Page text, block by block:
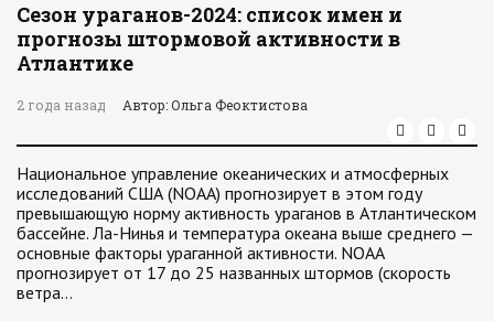
Сезон ураганов-2024: список имен и
прогнозы штормовой активности в
Атлантике
2 года назад Автор: Ольга Феоктистова
Национальное управление океанических и атмосферных
исследований США (NOAA) прогнозирует в этом году
превышающую норму активность ураганов в Атлантическом
бассейне. Ла-Нинья и температура океана выше среднего —
основные факторы ураганной активности. NOAA
прогнозирует от 17 до 25 названных штормов (скорость
ветра…